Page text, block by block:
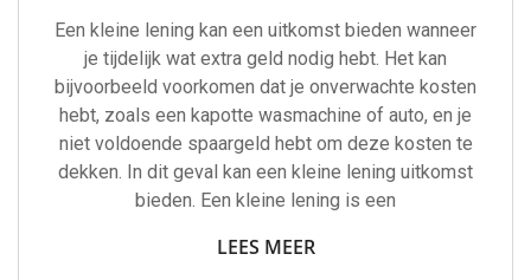
Een kleine lening kan een uitkomst bieden wanneer
je tijdelijk wat extra geld nodig hebt. Het kan
bijvoorbeeld voorkomen dat je onverwachte kosten
hebt, zoals een kapotte wasmachine of auto, en je
niet voldoende spaargeld hebt om deze kosten te
dekken. In dit geval kan een kleine lening uitkomst
bieden. Een kleine lening is een
LEES MEER